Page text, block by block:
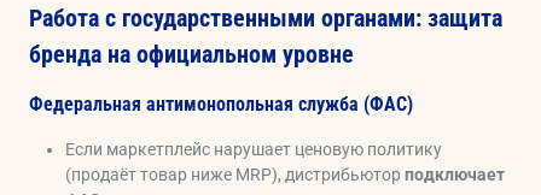
Работа с государственными органами: защита
бренда на официальном уровне
Федеральная антимонопольная служба (ФАС)
Если маркетплейс нарушает ценовую политику
(продаёт товар ниже MRP), дистрибьюторподключает